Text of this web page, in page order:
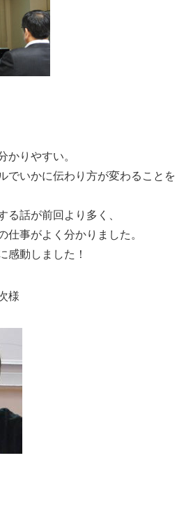
りやすい。
でいかに伝わり方が変わることを
話が前回より多く、
事がよく分かりました。
感動しました！
様